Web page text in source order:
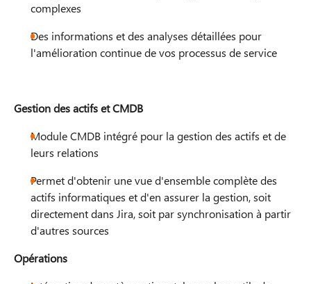
complexes
Des informations et des analyses détaillées pour
l'amélioration continue de vos processus de service​​
Gestion des actifs et CMDB
Module CMDB intégré pour la gestion des actifs et de
leurs relations
Permet d'obtenir une vue d'ensemble complète des
actifs informatiques et d'en assurer la gestion, soit
directement dans Jira, soit par synchronisation à partir
d'autres sources​​
Opérations